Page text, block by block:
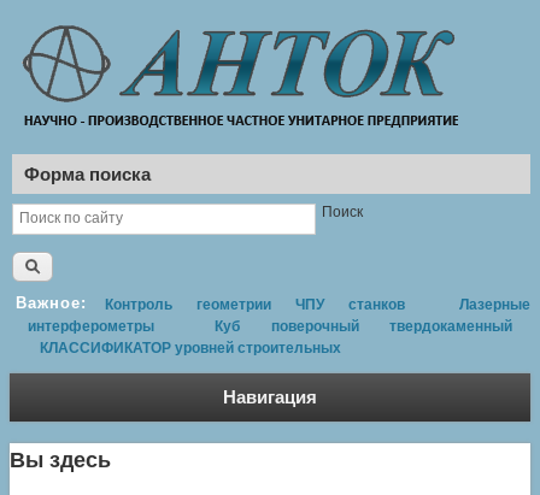
Форма поиска
Поиск
Важное: Контроль геометрии ЧПУ станков
Лазерные
интерферометры
Куб поверочный твердокаменный
КЛАССИФИКАТОР уровней строительных
Навигация
Вы здесь